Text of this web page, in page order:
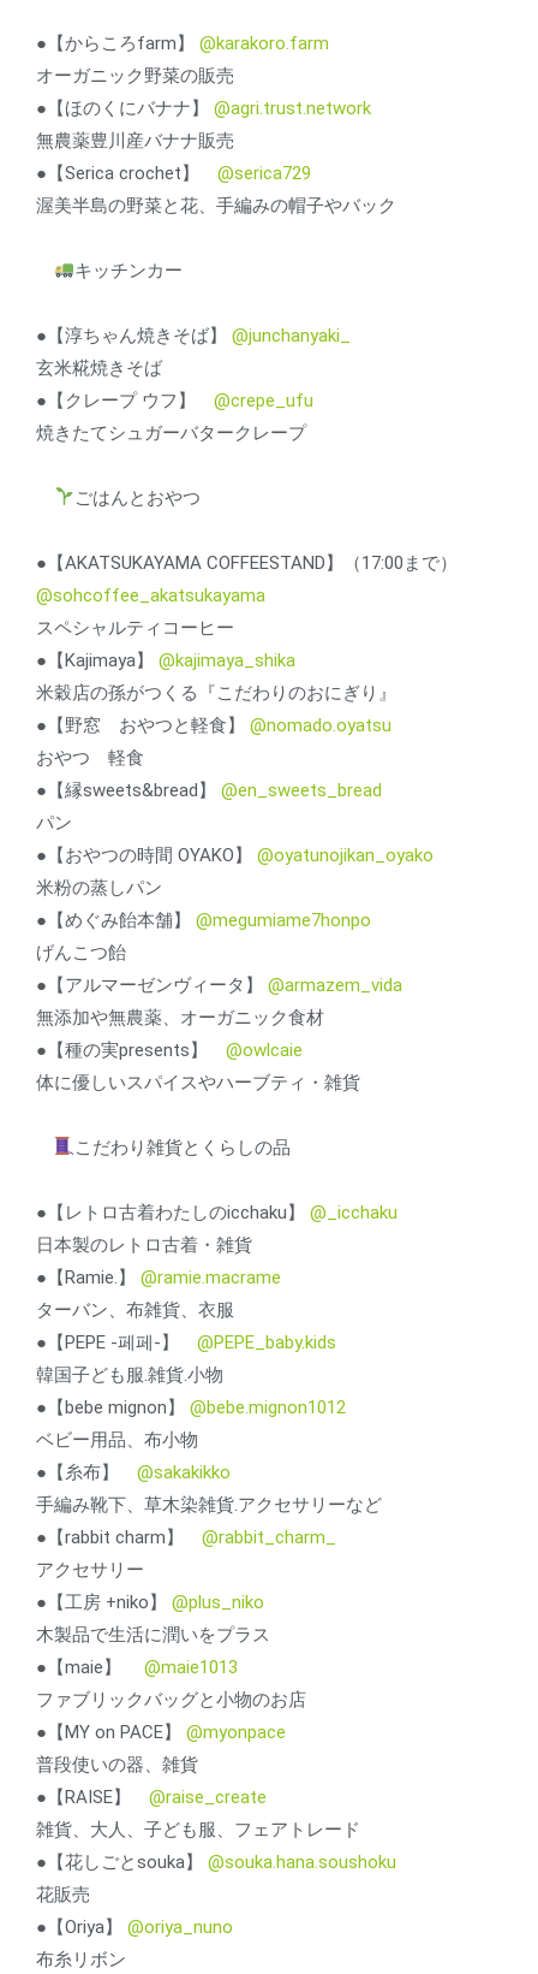
●【からころfarm】 @karakoro.farm
オーガニック野菜の販売
●【ほのくにバナナ】 @agri.trust.network
無農薬豊川産バナナ販売
●【Serica crochet】 @serica729
渥美半島の野菜と花、手編みの帽子やバック
キッチンカー
●【淳ちゃん焼きそば】 @junchanyaki_
玄米糀焼きそば
●【クレープ ウフ】 @crepe_ufu
焼きたてシュガーバタークレープ
ごはんとおやつ
●【AKATSUKAYAMA COFFEESTAND】（17:00まで）
@sohcoffee_akatsukayama
スペシャルティコーヒー
●【Kajimaya】 @kajimaya_shika
米穀店の孫がつくる『こだわりのおにぎり』
●【野窓 おやつと軽食】 @nomado.oyatsu
おやつ 軽食
●【縁sweets&bread】 @en_sweets_bread
パン
●【おやつの時間 OYAKO】 @oyatunojikan_oyako
米粉の蒸しパン
●【めぐみ飴本舗】 @megumiame7honpo
げんこつ飴
●【アルマーゼンヴィータ】 @armazem_vida
無添加や無農薬、オーガニック食材
●【種の実presents】 @owlcaie
体に優しいスパイスやハーブティ・雑貨
こだわり雑貨とくらしの品
●【レトロ古着わたしのicchaku】 @_icchaku
日本製のレトロ古着・雑貨
●【Ramie.】 @ramie.macrame
ターバン、布雑貨、衣服
●【PEPE -페페-】 @PEPE_baby.kids
韓国子ども服.雑貨.小物
●【bebe mignon】 @bebe.mignon1012
ベビー用品、布小物
●【糸布】 @sakakikko
手編み靴下、草木染雑貨.アクセサリーなど
●【rabbit charm】 @rabbit_charm_
アクセサリー
●【工房 +niko】 @plus_niko
木製品で生活に潤いをプラス
●【maie】 @maie1013
ファブリックバッグと小物のお店
●【MY on PACE】 @myonpace
普段使いの器、雑貨
●【RAISE】 @raise_create
雑貨、大人、子ども服、フェアトレード
●【花しごとsouka】 @souka.hana.soushoku
花販売
●【Oriya】 @oriya_nuno
布糸リボン